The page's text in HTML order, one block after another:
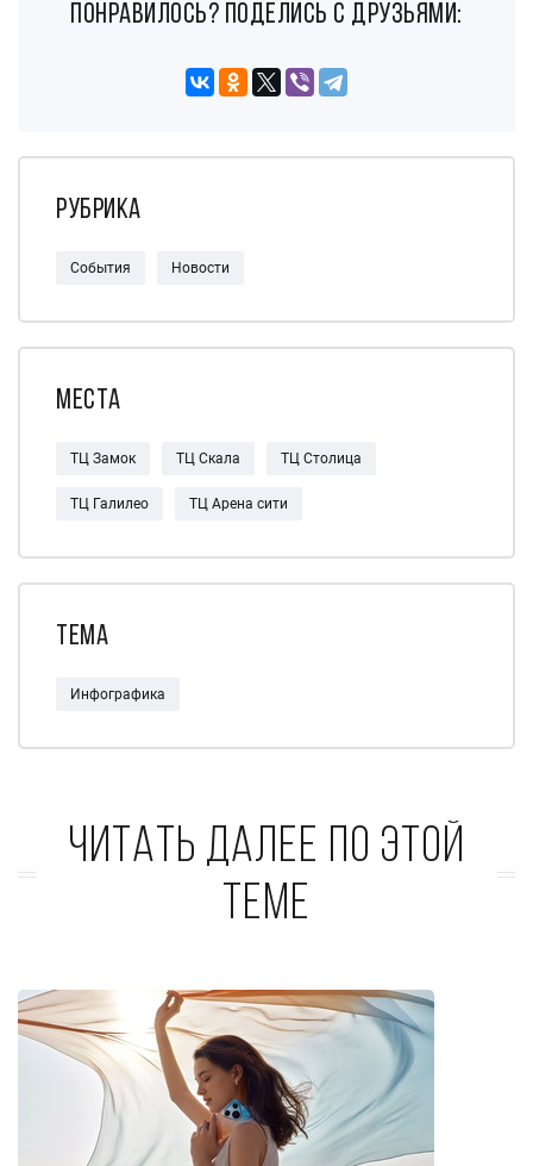
понравилось? поделись с друзьями:
Рубрика
События Новости
Места
ТЦ Замок ТЦ Скала ТЦ Столица
ТЦ Галилео ТЦ Арена сити
Тема
Инфографика
Читать далее по этой
теме